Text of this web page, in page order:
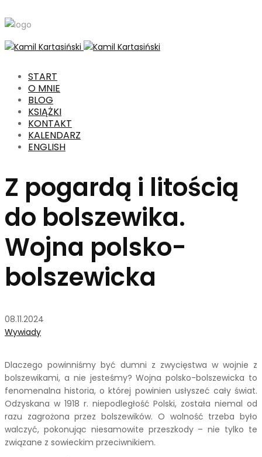
START
O MNIE
BLOG
KSIĄŻKI
KONTAKT
KALENDARZ
ENGLISH
Z pogardą i litością
do bolszewika.
Wojna polsko-
bolszewicka
08.11.2024
Wywiady
Dlaczego powinniśmy być dumni z zwycięstwa w wojnie z
bolszewikami, a nie jesteśmy? Wojna polsko-bolszewicka to
fenomenalna historia, o której powinien usłyszeć cały świat.
Odzyskana w 1918 r. niepodległość Polski, została niemal od
razu zagrożona przez bolszewików. O wolność trzeba było
walczyć, pokonując niesamowite przeszkody – nie tylko te
związane z sowieckim przeciwnikiem.